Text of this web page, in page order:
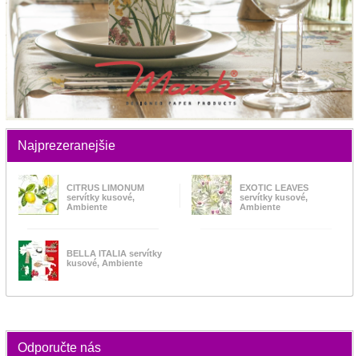
Najprezeranejšie
CITRUS LIMONUM
servítky kusové,
Ambiente
EXOTIC LEAVES
servítky kusové,
Ambiente
BELLA ITALIA servítky
kusové, Ambiente
Odporučte nás